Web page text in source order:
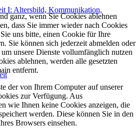
I: Altersbild, Kommunikation,
ganz, wenn Sie Cookies ablehnen
dass Sie immer wieder nach Cookies
uns bitte, einen Cookie für Ihre
Sie können sich jederzeit abmelden oder
unsere Dienste vollumfänglich nutzen
ablehnen, werden alle gesetzten
entfernt.
der von Ihrem Computer auf unserer
zur Verfügung. Aus
wie Ihnen keine Cookies anzeigen, die
werden. Diese können Sie in den
Browsers einsehen.